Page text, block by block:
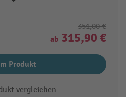
351,00 €
ab 315,90 €
Produkt
vergleichen